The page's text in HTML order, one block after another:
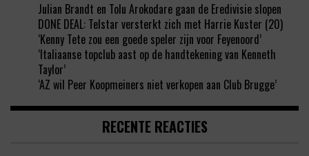
Julian Brandt en Tolu Arokodare gaan de Eredivisie slopen
DONE DEAL: Telstar versterkt zich met Harrie Kuster (20)
‘Kenny Tete zou een goede speler zijn voor Feyenoord’
‘Italiaanse topclub aast op de handtekening van Kenneth
Taylor’
‘AZ wil Peer Koopmeiners niet verkopen aan Club Brugge’
RECENTE REACTIES